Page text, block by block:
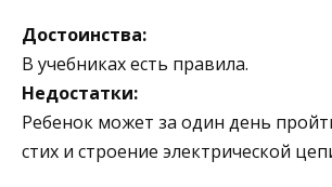
Достоинства:
В учебниках есть правила.
Недостатки:
Ребенок может за один день
стих и строение электрической